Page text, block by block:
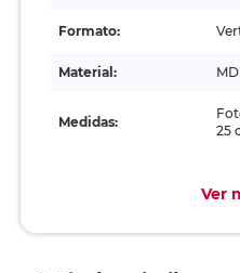
Formato:
Material:
Medidas:
25
Ver